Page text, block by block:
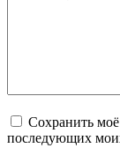
Сохранить моё
последующих